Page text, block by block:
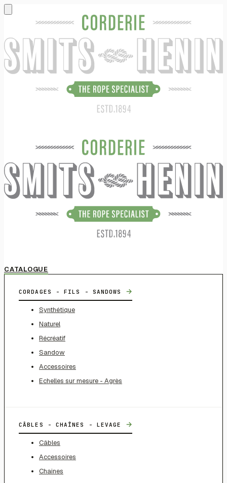
CATALOGUE
CORDAGES - FILS - SANDOWS →
Synthétique
Naturel
Récréatif
Sandow
Accessoires
Echelles sur mesure - Agrès
CÂBLES - CHAÎNES - LEVAGE →
Câbles
Accessoires
Chaines